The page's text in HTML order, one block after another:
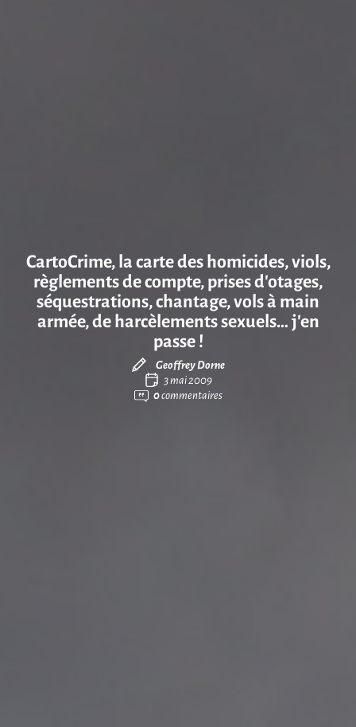
CartoCrime, la carte des homicides, viols,
règlements de compte, prises d’otages,
séquestrations, chantage, vols à main
armée, de harcèlements sexuels… j’en
passe !
Geoffrey Dorne
3 mai 2009
0commentaires